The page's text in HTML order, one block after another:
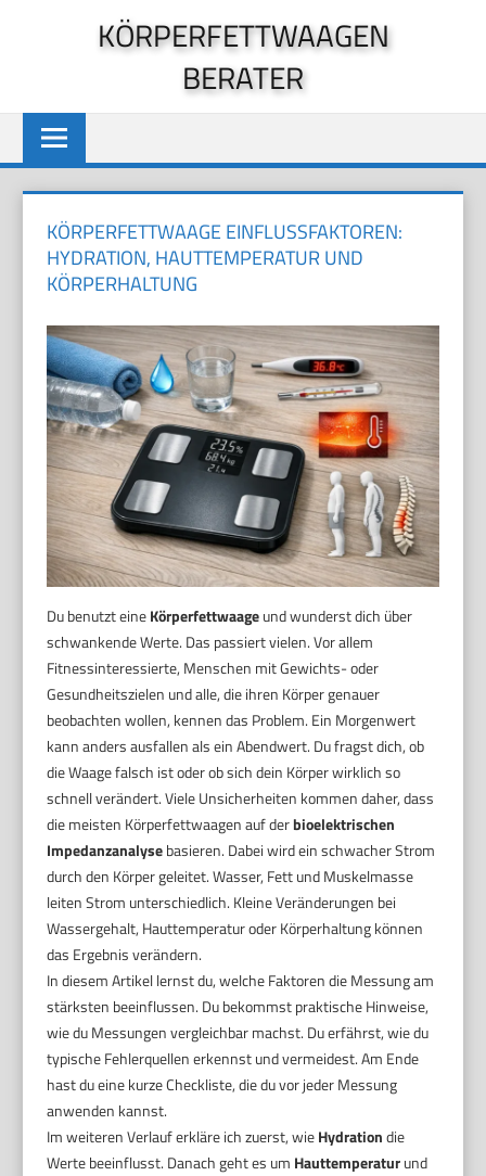
KÖRPERFETTWAAGEN
BERATER
KÖRPERFETTWAAGE EINFLUSSFAKTOREN:
HYDRATION, HAUTTEMPERATUR UND
KÖRPERHALTUNG
Du benutzt eineKörperfettwaageund wunderst dich über
schwankende Werte. Das passiert vielen. Vor allem
Fitnessinteressierte, Menschen mit Gewichts- oder
Gesundheitszielen und alle, die ihren Körper genauer
beobachten wollen, kennen das Problem. Ein Morgenwert
kann anders ausfallen als ein Abendwert. Du fragst dich, ob
die Waage falsch ist oder ob sich dein Körper wirklich so
schnell verändert. Viele Unsicherheiten kommen daher, dass
die meisten Körperfettwaagen auf derbioelektrischen
Impedanzanalysebasieren. Dabei wird ein schwacher Strom
durch den Körper geleitet. Wasser, Fett und Muskelmasse
leiten Strom unterschiedlich. Kleine Veränderungen bei
Wassergehalt, Hauttemperatur oder Körperhaltung können
das Ergebnis verändern.
In diesem Artikel lernst du, welche Faktoren die Messung am
stärksten beeinflussen. Du bekommst praktische Hinweise,
wie du Messungen vergleichbar machst. Du erfährst, wie du
typische Fehlerquellen erkennst und vermeidest. Am Ende
hast du eine kurze Checkliste, die du vor jeder Messung
anwenden kannst.
Im weiteren Verlauf erkläre ich zuerst, wieHydrationdie
Werte beeinflusst. Danach geht es um Hauttemperaturund